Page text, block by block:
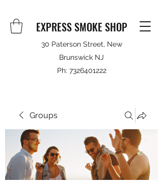
EXPRESS SMOKE SHOP
30 Paterson Street, New
Brunswick NJ
Ph: 7326401222
Groups